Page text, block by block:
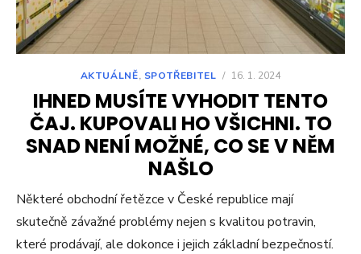
AKTUÁLNĚ, SPOTŘEBITEL / 16. 1. 2024
IHNED MUSÍTE VYHODIT TENTO
ČAJ. KUPOVALI HO VŠICHNI. TO
SNAD NENÍ MOŽNÉ, CO SE V NĚM
NAŠLO
Některé obchodní řetězce v České republice mají
skutečně závažné problémy nejen s kvalitou potravin,
které prodávají, ale dokonce i jejich základní bezpečností.